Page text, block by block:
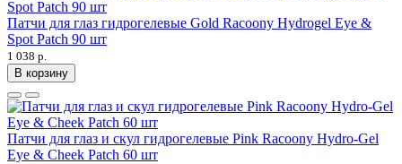
Патчи для глаз гидрогелевые Gold Racoony Hydrogel Eye &
Spot Patch 90 шт
1 038 р.
В корзину
Патчи для глаз и скул гидрогелевые Pink Racoony Hydro-Gel
Eye & Cheek Patch 60 шт